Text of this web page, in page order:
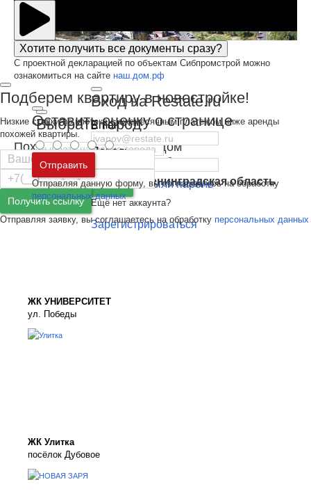
Выбрать город
Москва и
Московская область
Санкт-Петербург иЛенинградская область
Вход на Restate.ru
Email
Пароль
Войти Забыли пароль
Ещё нет аккаунта?
Зарегистрироваться
Хотите получить все документы сразу?
С проектной декларацией по объектам Сибпромстрой можно
ознакомиться на сайте наш.дом.рф
Похожие новостройки рядом
Все жилые комплексы Белгородской области
ЖК УНИВЕРСИТЕТ
ул. Победы
ЖК Улитка
посёлок Дубовое
Подберем квартиру в новостройке!
Низкие ставки по ипотеке с ежемесячным платежом ниже аренды
похожей квартиры.
Получить ссылку
Отправляя заявку, вы соглашаетесь на обработку персональных данных
Оставить оценку о странице
Отправить
Отправляя данную форму, вы соглашаетесь на обработку
персональных данных